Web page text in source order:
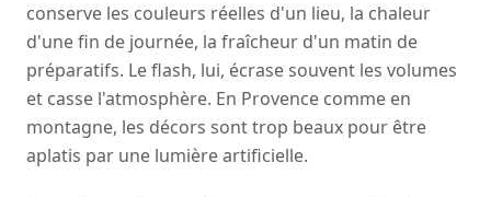
conserve les couleurs réelles d'un lieu, la chaleur
d'une fin de journée, la fraîcheur d'un matin de
préparatifs. Le flash, lui, écrase souvent les volumes
et casse l'atmosphère. En Provence comme en
montagne, les décors sont trop beaux pour être
aplatis par une lumière artificielle.